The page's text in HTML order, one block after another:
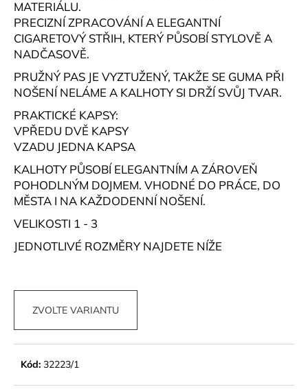
MATERIÁLU.
PRECIZNÍ ZPRACOVÁNÍ A ELEGANTNÍ
CIGARETOVÝ STŘIH, KTERÝ PŮSOBÍ STYLOVĚ A
NADČASOVĚ.
PRUŽNÝ PAS JE VYZTUŽENÝ, TAKŽE SE GUMA PŘI
NOŠENÍ NELÁME A KALHOTY SI DRŽÍ SVŮJ TVAR.
PRAKTICKÉ KAPSY:
VPŘEDU DVĚ KAPSY
VZADU JEDNA KAPSA
KALHOTY PŮSOBÍ ELEGANTNÍM A ZÁROVEŇ
POHODLNÝM DOJMEM. VHODNÉ DO PRÁCE, DO
MĚSTA I NA KAŽDODENNÍ NOŠENÍ.
VELIKOSTI 1 - 3
JEDNOTLIVÉ ROZMĚRY NAJDETE NÍŽE
ZVOLTE VARIANTU
Kód: 32223/1
u
j
e
m
e
BASIC
TOP
LODIČKA
-
ŽLUTÁ
350
Kč